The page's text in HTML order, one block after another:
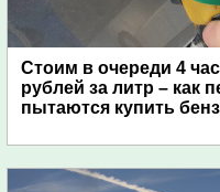
Стоим в очереди 4
рублей за литр – как
пытаются купить